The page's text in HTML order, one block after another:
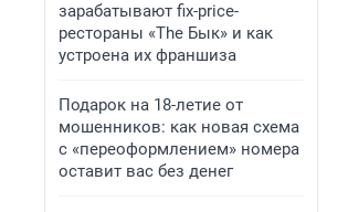
зарабатывают fix-price-
рестораны «The Бык» и как
устроена их франшиза
Подарок на 18-летие от
мошенников: как новая схема
с «переоформлением» номера
оставит вас без денег